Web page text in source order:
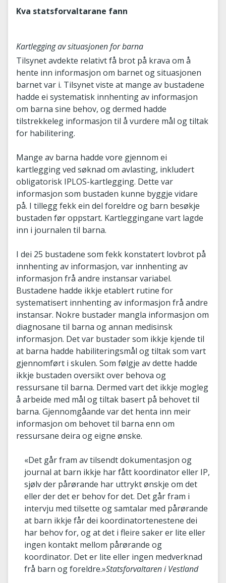
Kva statsforvaltarane fann
Kartlegging av situasjonen for barna
Tilsynet avdekte relativt få brot på krava om å
hente inn informasjon om barnet og situasjonen
barnet var i. Tilsynet viste at mange av bustadene
hadde ei systematisk innhenting av informasjon
om barna sine behov, og dermed hadde
tilstrekkeleg informasjon til å vurdere mål og tiltak
for habilitering.
Mange av barna hadde vore gjennom ei
kartlegging ved søknad om avlasting, inkludert
obligatorisk IPLOS-kartlegging. Dette var
informasjon som bustaden kunne byggje vidare
på. I tillegg fekk ein del foreldre og barn besøkje
bustaden før oppstart. Kartleggingane vart lagde
inn i journalen til barna.
I dei 25 bustadene som fekk konstatert lovbrot på
innhenting av informasjon, var innhenting av
informasjon frå andre instansar variabel.
Bustadene hadde ikkje etablert rutine for
systematisert innhenting av informasjon frå andre
instansar. Nokre bustader mangla informasjon om
diagnosane til barna og annan medisinsk
informasjon. Det var bustader som ikkje kjende til
at barna hadde habiliteringsmål og tiltak som vart
gjennomført i skulen. Som følgje av dette hadde
ikkje bustaden oversikt over behova og
ressursane til barna. Dermed vart det ikkje mogleg
å arbeide med mål og tiltak basert på behovet til
barna. Gjennomgåande var det henta inn meir
informasjon om behovet til barna enn om
ressursane deira og eigne ønske.
«Det går fram av tilsendt dokumentasjon og
journal at barn ikkje har fått koordinator eller IP,
sjølv der pårørande har uttrykt ønskje om det
eller der det er behov for det. Det går fram i
intervju med tilsette og samtalar med pårørande
at barn ikkje får dei koordinatortenestene dei
har behov for, og at det i fleire saker er lite eller
ingen kontakt mellom pårørande og
koordinator. Det er lite eller ingen medverknad
frå barn og foreldre.»Statsforvaltaren i Vestland